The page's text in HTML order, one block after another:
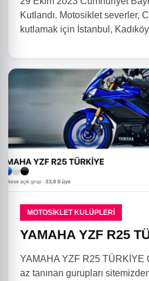
Kutlandı. Motosiklet severler,
kutlamak için İstanbul,
MOTOSIKLET KULÜPLERI
YAMAHA YZF R25
YAMAHA YZF R25 TÜRKİYE
az tanınan gurupları sitemizden